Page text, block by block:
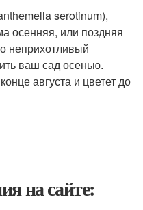
serotinum),
осенняя, или поздняя
неприхотливый
ваш сад осенью.
августа и цветет до
на сайте: